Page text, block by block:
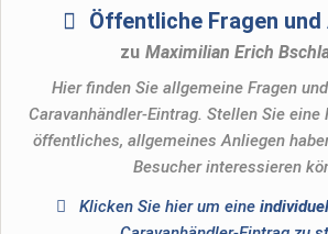
Öffentliche Fragen
zu Maximilian Erich
Hier finden Sie allgemeine Fragen
Caravanhändler-Eintrag. Stellen Sie eine
öffentliches, allgemeines Anliegen
Besucher interessieren
Klicken Sie hier um eine